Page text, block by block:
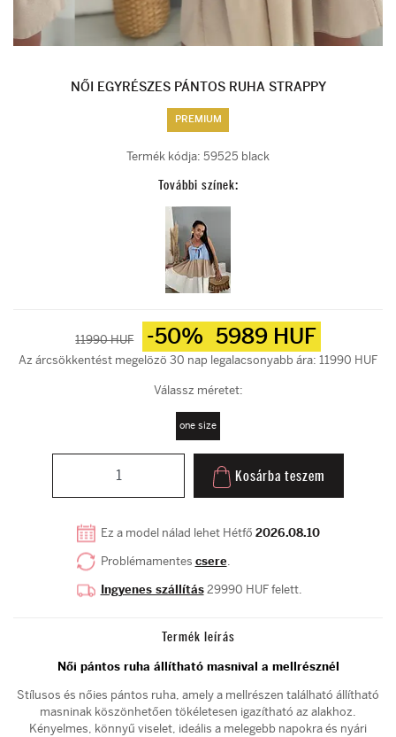
NŐI EGYRÉSZES PÁNTOS RUHA STRAPPY
PREMIUM
Termék kódja: 59525 black
További színek:
11990 HUF -50% 5989 HUF
Az árcsökkentést megelözö 30 nap legalacsonyabb ára: 11990 HUF
Válassz méretet:
one size
Kosárba teszem
Ez a model nálad lehet Hétfő 2026.08.10
Problémamentes csere.
Ingyenes szállítás29990 HUF felett.
Termék leírás
Női pántos ruha állítható masnival a mellrésznél
Stílusos és nőies pántos ruha, amely a mellrészen található állítható
masninak köszönhetően tökéletesen igazítható az alakhoz.
Kényelmes, könnyű viselet, ideális a melegebb napokra és nyári